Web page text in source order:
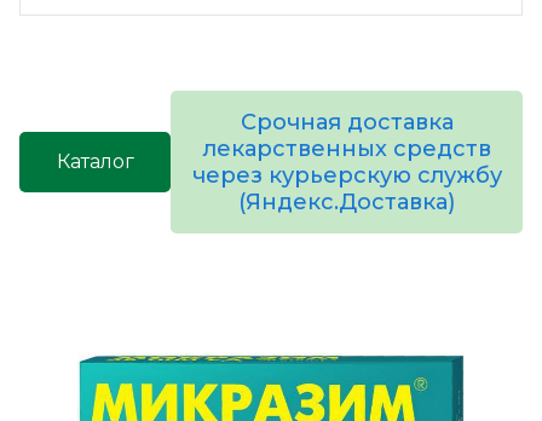
Каталог
Срочная доставка
лекарственных средств
через курьерскую службу
(Яндекс.Доставка)